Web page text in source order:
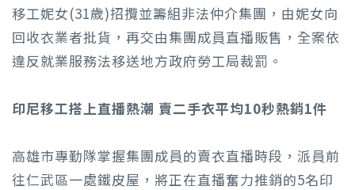
移工妮女(31歲)招攬並籌組非法仲介集團，由妮女向
回收衣業者批貨，再交由集團成員直播販售，全案依
違反就業服務法移送地方政府勞工局裁罰。
印尼移工搭上直播熱潮 賣二手衣平均10秒熱銷1件
高雄市專勤隊掌握集團成員的賣衣直播時段，派員前
往仁武區一處鐵皮屋，將正在直播奮力推銷的5名印